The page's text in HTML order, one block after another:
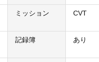
ミッション CVT
記録簿 あり